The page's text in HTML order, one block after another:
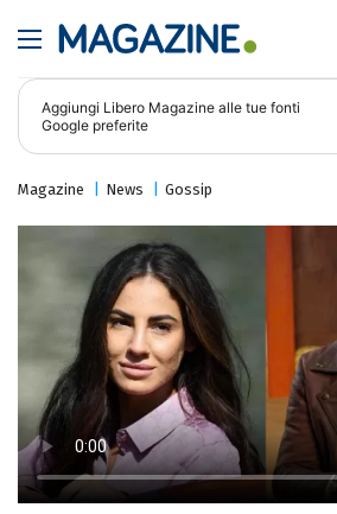
Aggiungi Libero Magazine alle tue fonti
Google preferite
Magazine News Gossip